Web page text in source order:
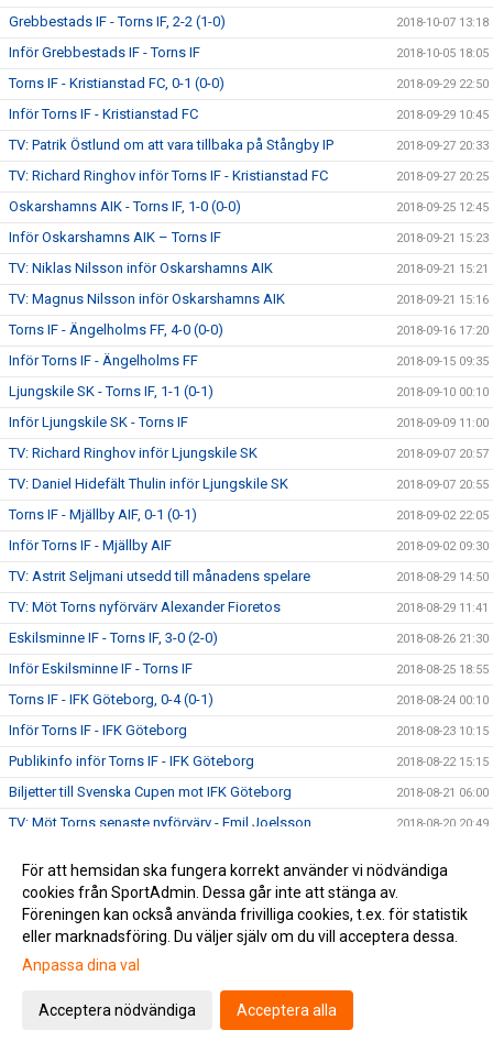
Grebbestads IF - Torns IF, 2-2 (1-0) 2018-10-07 13:18
Inför Grebbestads IF - Torns IF 2018-10-05 18:05
Torns IF - Kristianstad FC, 0-1 (0-0) 2018-09-29 22:50
Inför Torns IF - Kristianstad FC 2018-09-29 10:45
TV: Patrik Östlund om att vara tillbaka på Stångby IP 2018-09-27 20:33
TV: Richard Ringhov inför Torns IF - Kristianstad FC 2018-09-27 20:25
Oskarshamns AIK - Torns IF, 1-0 (0-0) 2018-09-25 12:45
Inför Oskarshamns AIK – Torns IF 2018-09-21 15:23
TV: Niklas Nilsson inför Oskarshamns AIK 2018-09-21 15:21
TV: Magnus Nilsson inför Oskarshamns AIK 2018-09-21 15:16
Torns IF - Ängelholms FF, 4-0 (0-0) 2018-09-16 17:20
Inför Torns IF - Ängelholms FF 2018-09-15 09:35
Ljungskile SK - Torns IF, 1-1 (0-1) 2018-09-10 00:10
Inför Ljungskile SK - Torns IF 2018-09-09 11:00
TV: Richard Ringhov inför Ljungskile SK 2018-09-07 20:57
TV: Daniel Hidefält Thulin inför Ljungskile SK 2018-09-07 20:55
Torns IF - Mjällby AIF, 0-1 (0-1) 2018-09-02 22:05
Inför Torns IF - Mjällby AIF 2018-09-02 09:30
TV: Astrit Seljmani utsedd till månadens spelare 2018-08-29 14:50
TV: Möt Torns nyförvärv Alexander Fioretos 2018-08-29 11:41
Eskilsminne IF - Torns IF, 3-0 (2-0) 2018-08-26 21:30
Inför Eskilsminne IF - Torns IF 2018-08-25 18:55
Torns IF - IFK Göteborg, 0-4 (0-1) 2018-08-24 00:10
Inför Torns IF - IFK Göteborg 2018-08-23 10:15
Publikinfo inför Torns IF - IFK Göteborg 2018-08-22 15:15
Biljetter till Svenska Cupen mot IFK Göteborg 2018-08-21 06:00
TV: Möt Torns senaste nyförvärv - Emil Joelsson 2018-08-20 20:49
Torns IF - Utsiktens BK, 2-0 (0-0)
Inför Torns IF - Utsiktens BK 2018-08-17 16:30
Välkommen Emil Joelsson #17 2018-08-14 10:22
Välkommen Alexander Fioretos #13
DM: Torns IF - IFÖ Bromölla IF, 0-6 (0-5)
För att hemsidan ska fungera korrekt använder vi nödvändiga
cookies från SportAdmin. Dessa går inte att stänga av.
Föreningen kan också använda frivilliga cookies, t.ex. för statistik
eller marknadsföring. Du väljer själv om du vill acceptera dessa.
Anpassa dina val
Acceptera nödvändiga Acceptera alla